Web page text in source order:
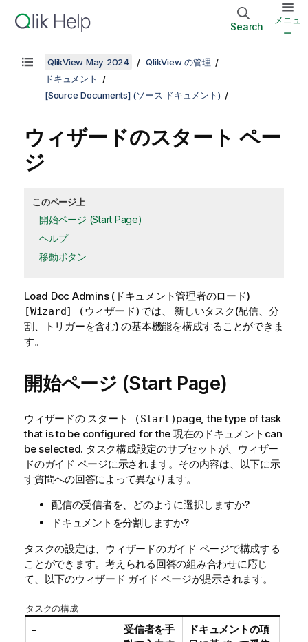
Search
メニュ
ー
QlikView May 2024
QlikView の管理
ドキュメント
[Source Documents] (ソース ドキュメント)
ウィザードのスタート ペー
ジ
このページ上
開始ページ (Start Page)
ヘルプ
移動ボタン
Load Doc Admins (ドキュメント管理者のロード)
[Wizard] (ウィザード) では、 新しいタスク(配信、分
割、トリガーを含む) の基本機能を構成することができま
す。
開始ページ (Start Page)
ウィザードの スタート (Start)page, the type of task
that is to be configured for the 現在のドキュメント can
be selected. タスク構成設定のサブセットが、ウィザー
ドのガイド ページに示されます。その内容は、以下に示
す質問への回答によって異なります。
配信の受信者を、どのように選択しますか?
ドキュメントを分割しますか?
タスクの設定は、ウィザードのガイド ページで構成する
ことができます。考えられる回答の組み合わせに応じ
て、以下のウィザード ガイド ページが提示されます。
タスクの構成
-
受信者を手
ドキュメントの項